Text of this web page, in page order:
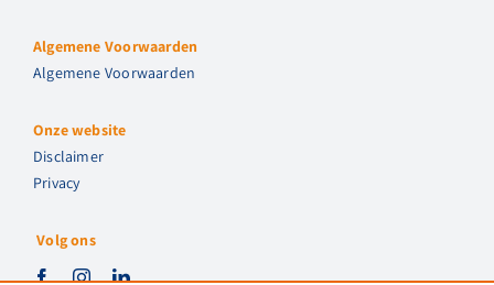
Algemene Voorwaarden
Algemene Voorwaarden
Onze website
Disclaimer
Privacy
Volg ons